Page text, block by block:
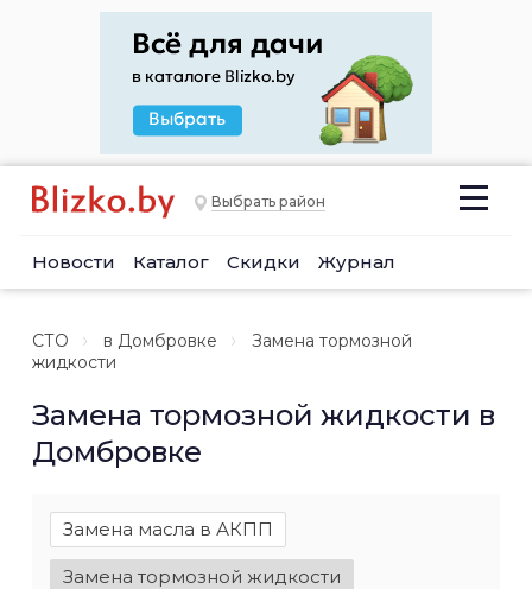
Выбрать район
Новости Каталог Скидки Журнал
СТО в Домбровке
Замена тормозной
жидкости
Замена тормозной жидкости в
Домбровке
Замена масла в АКПП
Замена тормозной жидкости